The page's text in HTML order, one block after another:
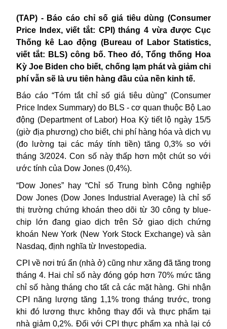
(TAP) - Báo cáo chỉ số giá tiêu dùng (Consumer
Price Index, viết tắt: CPI) tháng 4 vừa được Cục
Thống kê Lao động (Bureau of Labor Statistics,
viết tắt: BLS) công bố. Theo đó, Tổng thống Hoa
Kỳ Joe Biden cho biết, chống lạm phát và giảm chi
phí vẫn sẽ là ưu tiên hàng đầu của nền kinh tế.
Báo cáo “Tóm tắt chỉ số giá tiêu dùng” (Consumer
Price Index Summary) do BLS - cơ quan thuộc Bộ Lao
động (Department of Labor) Hoa Kỳ tiết lộ ngày 15/5
(giờ địa phương) cho biết, chi phí hàng hóa và dịch vụ
(đo lường tại các máy tính tiền) tăng 0,3% so với
tháng 3/2024. Con số này thấp hơn một chút so với
ước tính của Dow Jones (0,4%).
“Dow Jones” hay “Chỉ số Trung bình Công nghiệp
Dow Jones (Dow Jones Industrial Average) là chỉ số
thị trường chứng khoán theo dõi từ 30 công ty blue-
chip lớn đang giao dịch trên Sở giao dịch chứng
khoán New York (New York Stock Exchange) và sàn
Nasdaq, định nghĩa từ Investopedia.
CPI về nơi trú ẩn (nhà ở) cũng như xăng đã tăng trong
tháng 4. Hai chỉ số này đóng góp hơn 70% mức tăng
chỉ số hàng tháng cho tất cả các mặt hàng. Ghi nhận
CPI năng lượng tăng 1,1% trong tháng trước, trong
khi đó lương thực không thay đổi và thực phẩm tại
nhà giảm 0,2%. Đối với CPI thực phẩm xa nhà lại có